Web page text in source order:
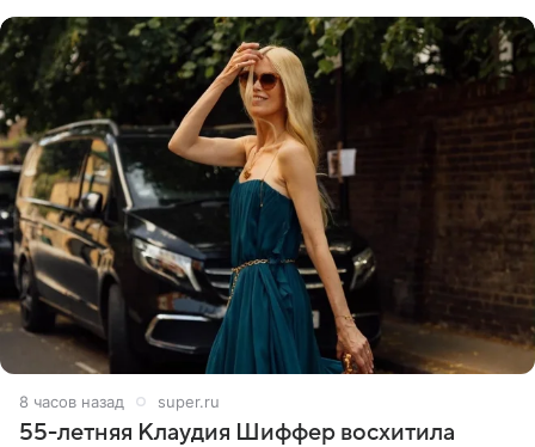
8 часов назад super.ru
55-летняя Клаудия Шиффер восхитила